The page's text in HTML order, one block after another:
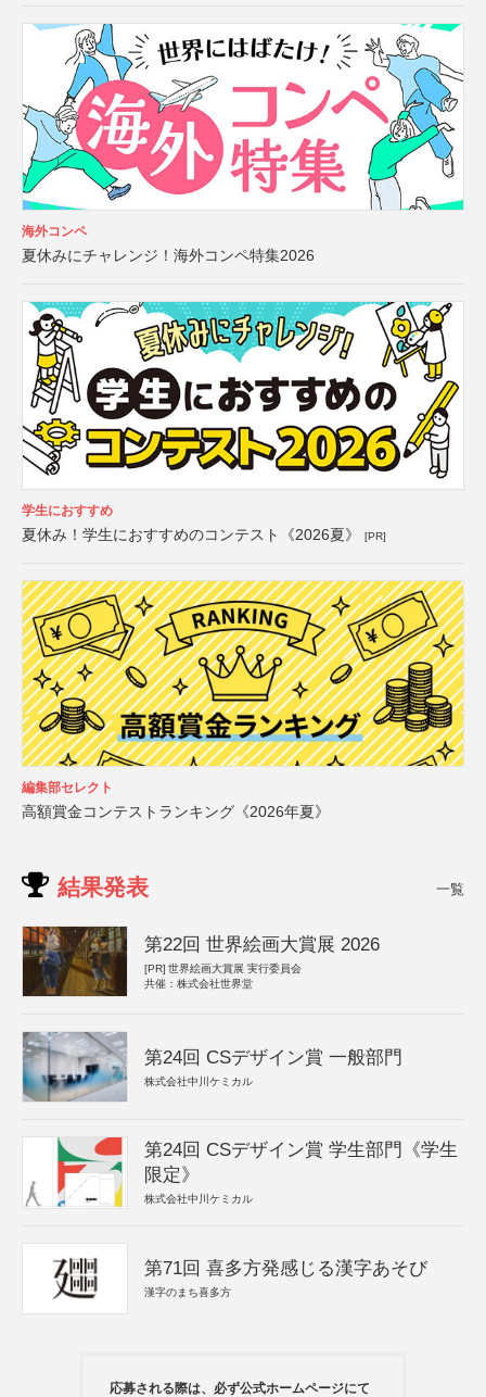
海外コンペ
夏休みにチャレンジ！海外コンペ特集2026
学生におすすめ
夏休み！学生におすすめのコンテスト《2026夏》 [PR]
編集部セレクト
高額賞金コンテストランキング《2026年夏》
結果発表 一覧
第22回 世界絵画大賞展 2026
[PR] 世界絵画大賞展 実行委員会
共催：株式会社世界堂
第24回 CSデザイン賞 一般部門
株式会社中川ケミカル
第24回 CSデザイン賞 学生部門《学生
限定》
株式会社中川ケミカル
第71回 喜多方発感じる漢字あそび
漢字のまち喜多方
応募される際は、必ず公式ホームページにて